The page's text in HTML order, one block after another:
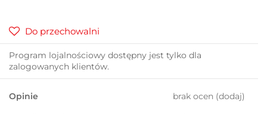
Do przechowalni
Program lojalnościowy dostępny jest tylko dla
zalogowanych klientów.
Opinie brak ocen (dodaj)